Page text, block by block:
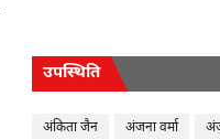
उपस्थिति
अंकिता जैन अंजना वर्मा